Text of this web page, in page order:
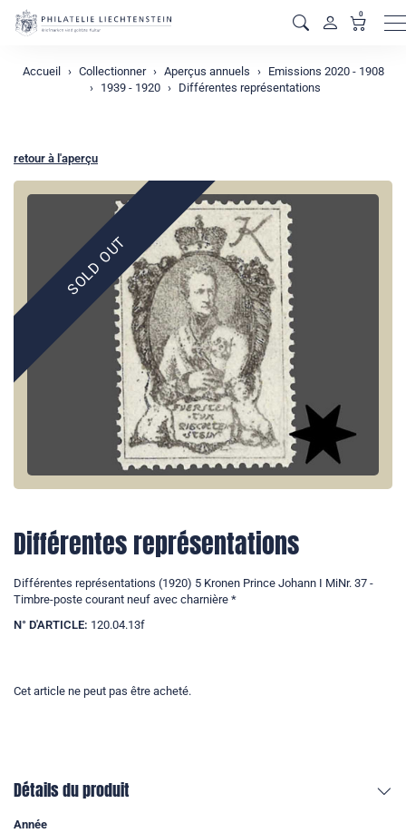
0
Accueil Collectionner Aperçus annuels
Emissions 2020 - 1908
1939 - 1920
Différentes représentations
retour à l'aperçu
SOLD OUT
Différentes représentations
Différentes représentations (1920) 5 Kronen Prince Johann I MiNr. 37 -
Timbre-poste courant neuf avec charnière *
N° D'ARTICLE: 120.04.13f
Cet article ne peut pas être acheté.
Détails du produit
Année